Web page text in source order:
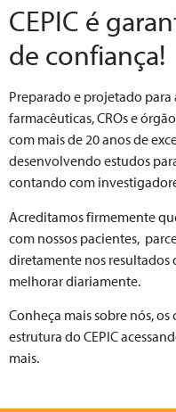
CEPIC é
de confiança!
Preparado e projetado
farmacêuticas, CROs e
com mais de 20 anos de
desenvolvendo estudos
contando com
Acreditamos firmemente
com nossos pacientes,
diretamente nos resultados
melhorar diariamente.
Conheça mais sobre nós,
estrutura do CEPIC
mais.